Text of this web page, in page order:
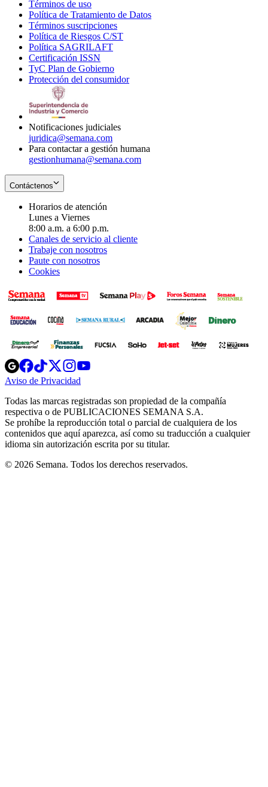
Términos de uso
in
new
window
Política de Tratamiento de Datos
Términos suscripciones
in
Política de Riesgos C/ST
Política SAGRILAFT
new
window
Certificación ISSN
in
new
TyC Plan de Gobierno
in
Protección del consumidorOpens
Notificaciones judiciales
juridica@semana.com
Para contactar a gestión humana
gestionhumana@semana.com
Contáctenos
Horarios de atención
Lunes a Viernes
8:00 a.m. a 6:00 p.m.
Canales de servicio al cliente
Trabaje con nosotros
Paute con nosotros
Cookies
Opens
in
new
Opens
in
new
Opens
in
new
window
Opens
new
windowwindow
Aviso de Privacidad
new
window
Todas las marcas registradas son propiedad de la compañía
respectiva o de PUBLICACIONES SEMANA S.A.
Se prohíbe la reproducción total o parcial de cualquiera de los
contenidos que aquí aparezca, así como su traducción a cualquier
idioma sin autorización escrita por su titular.
© 2026 Semana. Todos los derechos reservados.